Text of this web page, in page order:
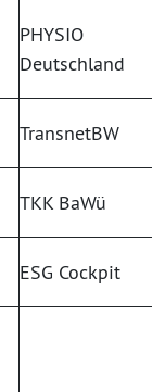
PHYSIO
Deutschland
TransnetBW
TKK BaWü
ESG Cockpit